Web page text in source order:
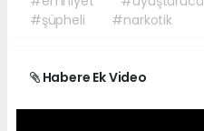
#şüpheli
#narkotik
Habere Ek Video